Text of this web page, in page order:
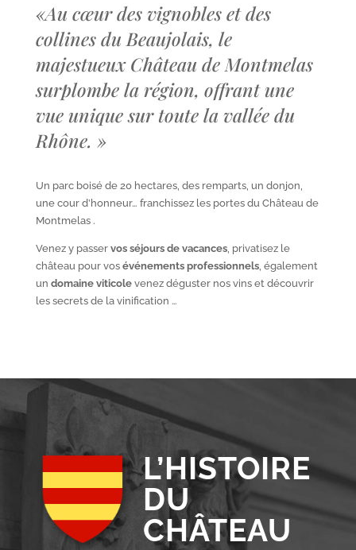
«Au cœur des vignobles et des
collines du Beaujolais, le
majestueux Château de Montmelas
surplombe la région, offrant une
vue unique sur toute la vallée du
Rhône. »
Un parc boisé de 20 hectares, des remparts, un donjon,
une cour d’honneur… franchissez les portes du Château de
Montmelas .
Venez y passer vos séjours de vacances, privatisez le
château pour vos événements professionnels, également
un domaine viticolevenez déguster nos vins et découvrir
les secrets de la vinification …
L’HISTOIRE
DU
CHÂTEAU